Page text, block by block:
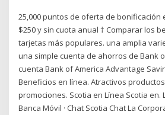
25,000 puntos de oferta de bonificación
$250 y sin cuota anual † Comparar los
tarjetas más populares. una amplia
una simple cuenta de ahorros de Bank
cuenta Bank of America Advantage
Beneficios en línea. Atractivos
promociones. Scotia en Línea Scotia en.
Banca Móvil · Chat Scotia Chat La